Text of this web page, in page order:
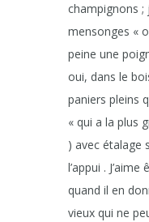
champignons ;
mensonges «
peine une
oui, dans le
paniers pleins
« qui a la plus
) avec étalage
l’appui .
quand il en
vieux qui ne